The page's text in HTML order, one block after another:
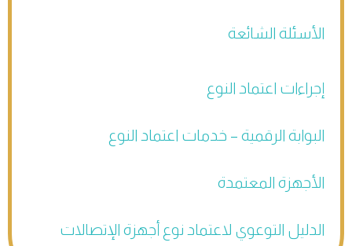
الأسئلة الشائعة
إجراءات اعتماد النوع
البوابة الرقمية – خدمات اعتماد النوع
الأجهزة المعتمدة
الدليل التوعوي لاعتماد نوع أجهزة الإتصالات